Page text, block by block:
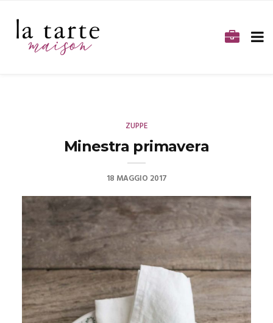
ZUPPE
Minestra primavera
18 MAGGIO 2017